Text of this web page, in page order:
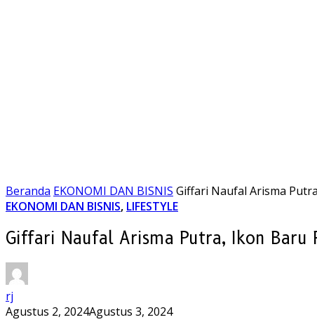
Beranda EKONOMI DAN BISNIS Giffari Naufal Arisma
EKONOMI DAN BISNIS, LIFESTYLE
Giffari Naufal Arisma Putra, Ikon Baru
rj
Agustus 2, 2024Agustus 3, 2024